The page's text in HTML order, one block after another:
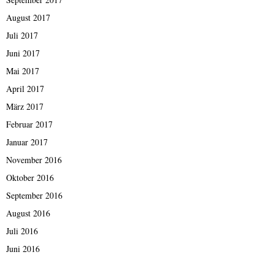
August 2017
Juli 2017
Juni 2017
Mai 2017
April 2017
März 2017
Februar 2017
Januar 2017
November 2016
Oktober 2016
September 2016
August 2016
Juli 2016
Juni 2016